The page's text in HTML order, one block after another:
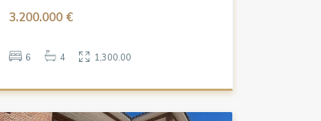
3.200.000 €
6 4 1,300.00